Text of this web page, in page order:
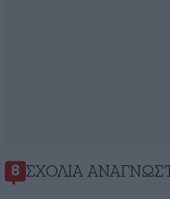
8 ΣΧΌΛΙΑ